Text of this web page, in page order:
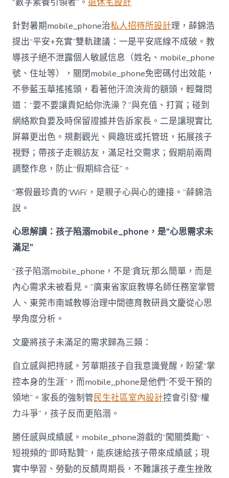
針對暑期mobile_phone治私人招待所設計理，薛錦浩
提出“平安+充實”雙軌建議：一是平安底線不成破。教
導孩子絕不泄露個人敏感信息（姓名、mobile_phone
號、住址等），關閉mobile_phone免密碼付出效能，
不參藍玉華搖搖頭，看著他汗流浹背的額頭，輕聲問
道：“要不要讓貴妃給你洗澡？”與充值、打賞；碰到
網絡欺負要及時保留證據并告訴家長。二是讓現實比
屏幕更出色。規劃觀光、興趣班或托管班，拓展孩子
視野；帶孩子走親訪友，滿足社交需求；假期前兩周
調整作息，防止“假期綜合征”。
“寒假最珍貴的‘WiFi’，是親子心與心的連接。”薛錦浩
說。
心思解讀：孩子陷溺mobile_phone，是“心思需求未
滿足”
“孩子陷溺mobile_phone，不是‘貪玩’那么簡單，而是
內心需求未被看見。”廣東省家庭教導名師任務室掌管
人、東莞市南城教導治理中間德育教研員文慶從心思
學角度分析。
文慶將孩子未滿足的需求歸為三類：
自立感與把持感。芳華期孩子自我意識覺醒，盼望“掌
控本身的生涯”，而mobile_phone是他們“不受干預的
領地”。家長的強制管民生社區室內設計控會引發“權
力斗爭”，孩子反而更陷溺。
勝任感與成績感。mobile_phone游戲的“闖關獎勵”、
短視頻的“即時點贊”，能疾速給孩子帶來成績感；現
實中學習、勞動的反饋周期長，不難讓孩子產生挫敗